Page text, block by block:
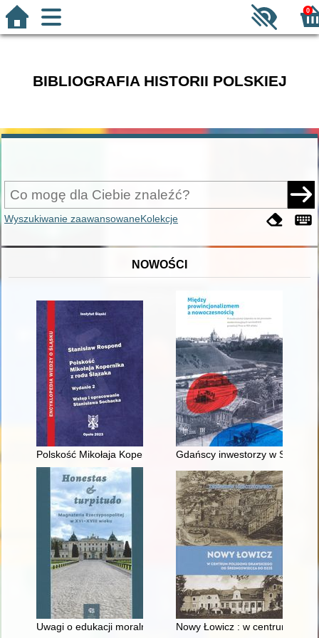
0
BIBLIOGRAFIA HISTORII POLSKIEJ
Wyszukiwanie zaawansowaneKolekcje
NOWOŚCI
Polskość Mikołaja Kopernika z rodu Ślązaka
Gdańscy inwestorzy w
Uwagi o edukacji moralnej synów szlacheckich w XVI-
Nowy Łowicz : w centrum